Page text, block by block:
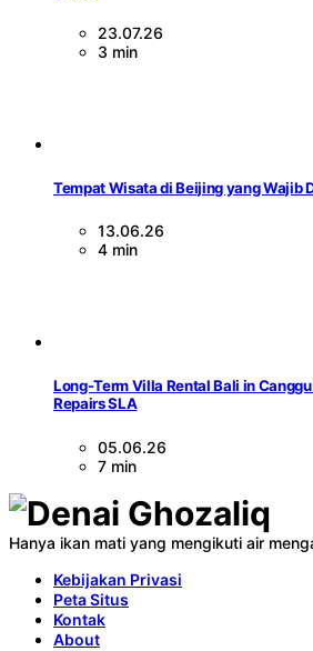
23.07.26
3 min
Tempat Wisata di Beijing yang Wajib
13.06.26
4 min
Long-Term Villa Rental Bali in
Repairs SLA
05.06.26
7 min
Hanya ikan mati yang mengikuti air
Kebijakan Privasi
Peta Situs
Kontak
About